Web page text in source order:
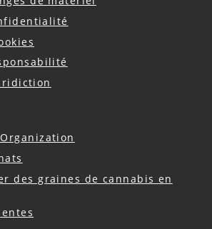
des graines de cannabis en